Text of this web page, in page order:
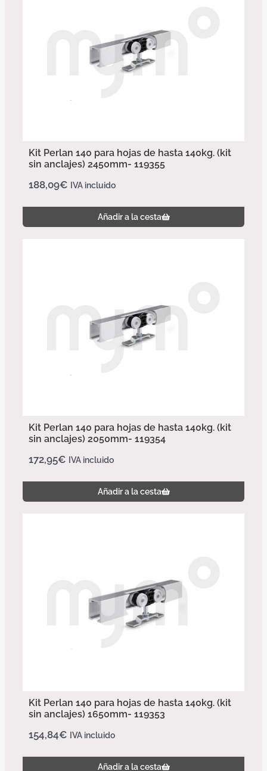
Kit Perlan 140 para hojas de hasta 140kg. (kit
sin anclajes) 2450mm- 119355
188,09€ IVA incluido
Añadir a la cesta
Kit Perlan 140 para hojas de hasta 140kg. (kit
sin anclajes) 2050mm- 119354
172,95€ IVA incluido
Añadir a la cesta
Kit Perlan 140 para hojas de hasta 140kg. (kit
sin anclajes) 1650mm- 119353
154,84€ IVA incluido
Añadir a la cesta